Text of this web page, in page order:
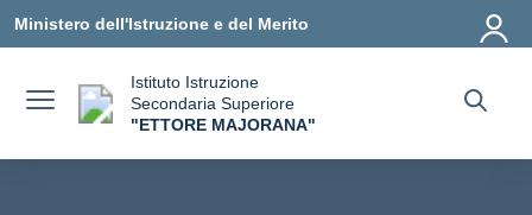
Ministero dell'Istruzione e del Merito
Istituto Istruzione
Secondaria Superiore
"ETTORE MAJORANA"